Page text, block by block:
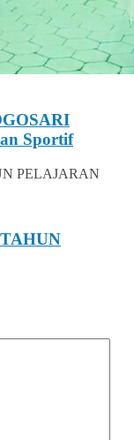
Sportif